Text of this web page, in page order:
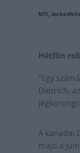
MTI,
Hétfőn
"Egy
Dietrich,
A kanadai
majd a